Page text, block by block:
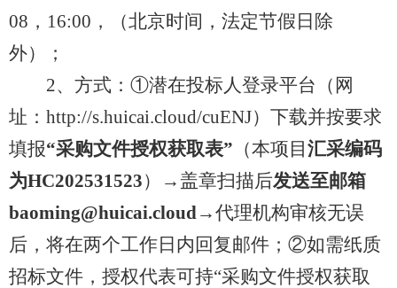
08，16:00，（北京时间，法定节假日除
外）；
2、方式：①潜在投标人登录平台（网
址：http://s.huicai.cloud/cuENJ）下载并按要求
填报“采购文件授权获取表” （本项目汇采编码
为HC202531523）→盖章扫描后发送至邮箱
baoming@huicai.cloud→代理机构审核无误
后，将在两个工作日内回复邮件；②如需纸质
招标文件，授权代表可持“采购文件授权获取